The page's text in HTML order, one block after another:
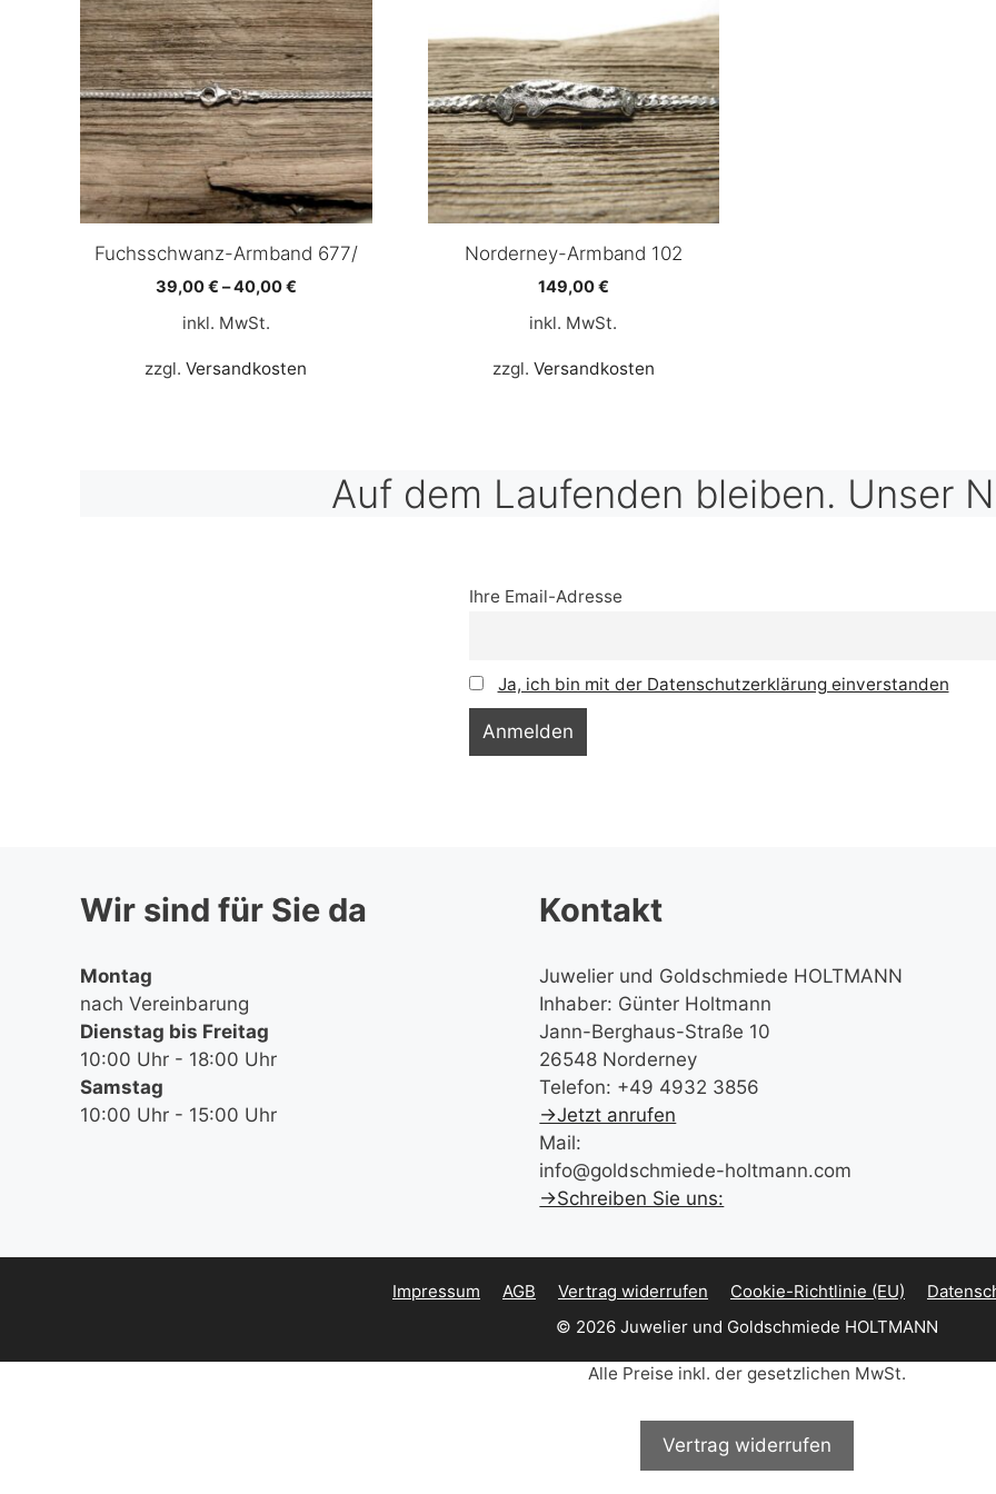
Fuchsschwanz-Armband 677/
39,00€ –40,00€
inkl. MwSt.
zzgl.Versandkosten
Norderney-Armband 102
149,00€
inkl. MwSt.
zzgl. Versandkosten
Auf dem Laufenden bleiben. Unser
Ihre Email-Adresse
Ja, ich bin mit der Datenschutzerklärung einverstanden
Wir sind für Sie da
Montag
nach Vereinbarung
Dienstag bis Freitag
10:00 Uhr - 18:00 Uhr
Samstag
10:00 Uhr - 15:00 Uhr
Kontakt
Juwelier und Goldschmiede HOLTMANN
Inhaber: Günter Holtmann
Jann-Berghaus-Straße 10
26548 Norderney
Telefon: +49 4932 3856
→Jetzt anrufen
Mail:
info@goldschmiede-holtmann.com
→Schreiben Sie uns:
Impressum AGB Vertrag widerrufen Cookie-Richtlinie (EU)
© 2026 Juwelier und Goldschmiede HOLTMANN
Alle Preise inkl. der gesetzlichen MwSt.
Vertrag widerrufen